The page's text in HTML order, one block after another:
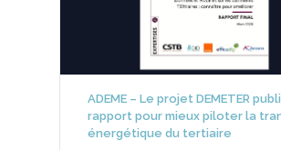
ADEME – Le projet DEMETER
rapport pour mieux piloter la
énergétique du tertiaire